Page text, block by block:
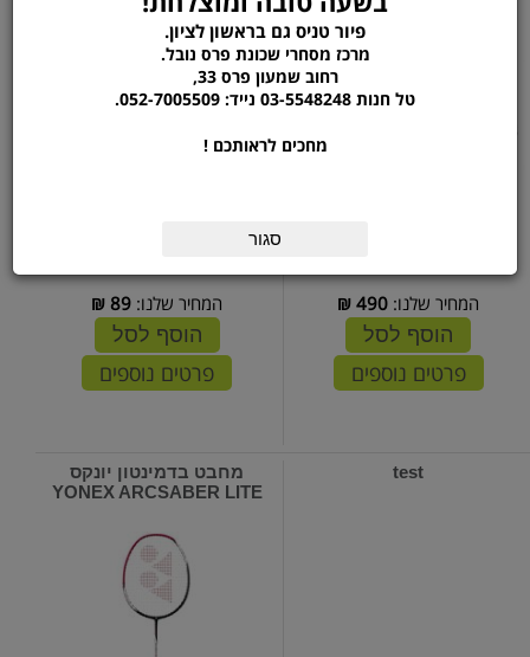
המחיר שלנו: 490
₪
הוסף לסל
פרטים נוספים
המחיר שלנו: 89
₪
הוסף לסל
פרטים נוספים
test
מחבט בדמינטון יונקס
YONEX ARCSABER LITE
פיור טניס גם בראשון לציון.
מרכז מסחרי שכונת פרס נובל.
רחוב שמעון פרס 33,
טל חנות 03-5548248 נייד: 052-7005509.
מחכים לראותכם !
סגור